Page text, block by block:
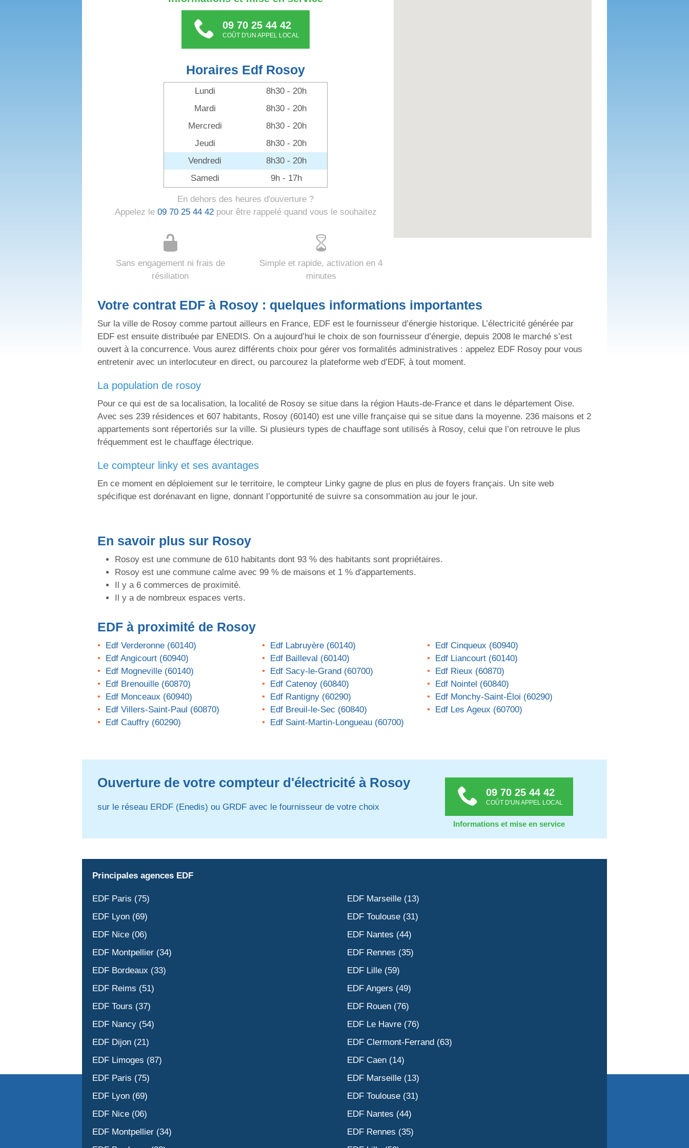
09 70 25 44 42
COÛT D'UN APPEL LOCAL
Horaires Edf Rosoy
Lundi
8h30 - 20h
Mardi
8h30 - 20h
Mercredi
8h30 - 20h
Jeudi
8h30 - 20h
Vendredi
8h30 - 20h
Samedi
9h - 17h
En dehors des heures d'ouverture ?
Appelez le 09 70 25 44 42pour être rappelé quand vous le souhaitez
Sans engagement ni frais de
résiliation
Simple et rapide, activation en 4
minutes
Votre contrat EDF à Rosoy : quelques informations importantes
Sur la ville de Rosoy comme partout ailleurs en France, EDF est le fournisseur d’énergie historique. L’électricité générée par
EDF est ensuite distribuée par ENEDIS. On a aujourd’hui le choix de son fournisseur d’énergie, depuis 2008 le marché s’est
ouvert à la concurrence. Vous aurez différents choix pour gérer vos formalités administratives : appelez EDF Rosoy pour vous
entretenir avec un interlocuteur en direct, ou parcourez la plateforme web d’EDF, à tout moment.
la population de rosoy
Pour ce qui est de sa localisation, la localité de Rosoy se situe dans la région Hauts-de-France et dans le département Oise.
Avec ses 239 résidences et 607 habitants, Rosoy (60140) est une ville française qui se situe dans la moyenne. 236 maisons et 2
appartements sont répertoriés sur la ville. Si plusieurs types de chauffage sont utilisés à Rosoy, celui que l’on retrouve le plus
fréquemment est le chauffage électrique.
le compteur linky et ses avantages
En ce moment en déploiement sur le territoire, le compteur Linky gagne de plus en plus de foyers français. Un site web
spécifique est dorénavant en ligne, donnant l’opportunité de suivre sa consommation au jour le jour.
En savoir plus sur Rosoy
Rosoy est une commune de 610 habitants dont 93 % des habitants sont propriétaires.
Rosoy est une commune calme avec 99 % de maisons et 1 % d'appartements.
Il y a 6 commerces de proximité.
Il y a de nombreux espaces verts.
EDF à proximité de Rosoy
Edf Verderonne (60140) Edf Labruyère (60140)
Edf Cinqueux (60940)
Edf Angicourt (60940)
Edf Bailleval (60140)
Edf Liancourt (60140)
Edf Mogneville (60140)
Edf Sacy-le-Grand (60700)
Edf Rieux (60870)
Edf Brenouille (60870)
Edf Catenoy (60840)
Edf Nointel (60840)
Edf Monceaux (60940)
Edf Rantigny (60290)
Edf Monchy-Saint-Éloi (60290)
Edf Villers-Saint-Paul (60870)
Edf Breuil-le-Sec (60840)
Edf Les Ageux (60700)
Edf Cauffry (60290)
Edf Saint-Martin-Longueau (60700)
Ouverture de votre compteur d'électricité à Rosoy
sur le réseau ERDF (Enedis) ou GRDF avec le fournisseur de votre choix
09 70 25 44 42
COÛT D'UN APPEL LOCAL
Informations et mise en service
Principales agences EDF
EDF Paris (75)
EDF Marseille (13)
EDF Lyon (69)
EDF Toulouse (31)
EDF Nice (06)
EDF Nantes (44)
EDF Montpellier (34)
EDF Rennes (35)
EDF Bordeaux (33)
EDF Lille (59)
EDF Reims (51)
EDF Angers (49)
EDF Tours (37)
EDF Rouen (76)
EDF Nancy (54)
EDF Le Havre (76)
EDF Dijon (21)
EDF Clermont-Ferrand (63)
EDF Limoges (87)
EDF Caen (14)
EDF Paris (75)
EDF Marseille (13)
EDF Lyon (69)
EDF Toulouse (31)
EDF Nice (06)
EDF Nantes (44)
EDF Montpellier (34)
EDF Rennes (35)